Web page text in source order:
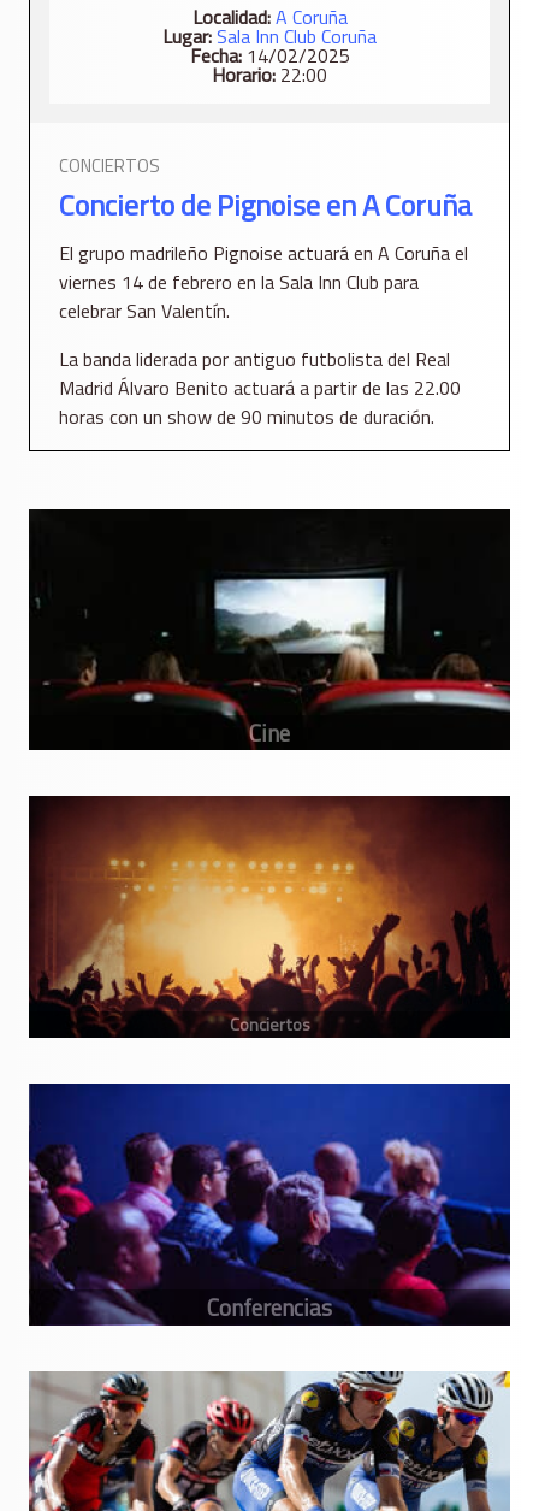
Localidad:A Coruña
Lugar:Sala Inn Club Coruña
Fecha:14/02/2025
Horario: 22:00
CONCIERTOS
Concierto de Pignoise en A Coruña
El grupo madrileño Pignoise actuará en A Coruña el
viernes 14 de febrero en la Sala Inn Club para
celebrar San Valentín.
La banda liderada por antiguo futbolista del Real
Madrid Álvaro Benito actuará a partir de las 22.00
horas con un show de 90 minutos de duración.